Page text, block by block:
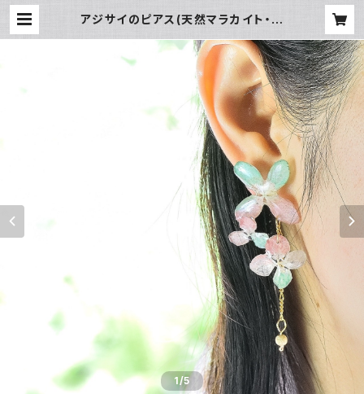
アジサイのピアス(天然マラカイト・桃
房 Kusa no Yukari
1/5